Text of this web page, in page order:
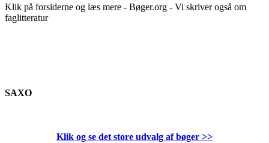
Klik på forsiderne og læs mere - Bøger.org - Vi skriver også om
faglitteratur
SAXO
Klik og se det store udvalg af bøger >>